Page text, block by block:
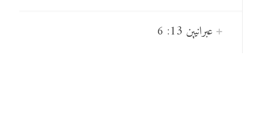
عبرانيين 13: 6